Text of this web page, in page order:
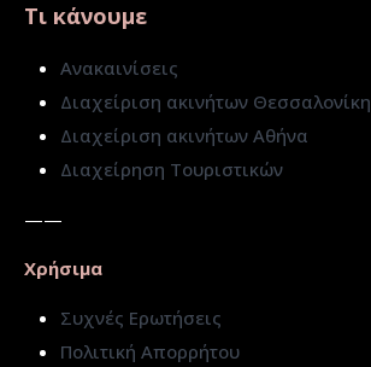
Τι κάνουμε
Ανακαινίσεις
Διαχείριση ακινήτων Θεσσαλονίκη
Διαχείριση ακινήτων Αθήνα
Διαχείρηση Τουριστικών
——
Χρήσιμα
Συχνές Ερωτήσεις
Πολιτική Απορρήτου